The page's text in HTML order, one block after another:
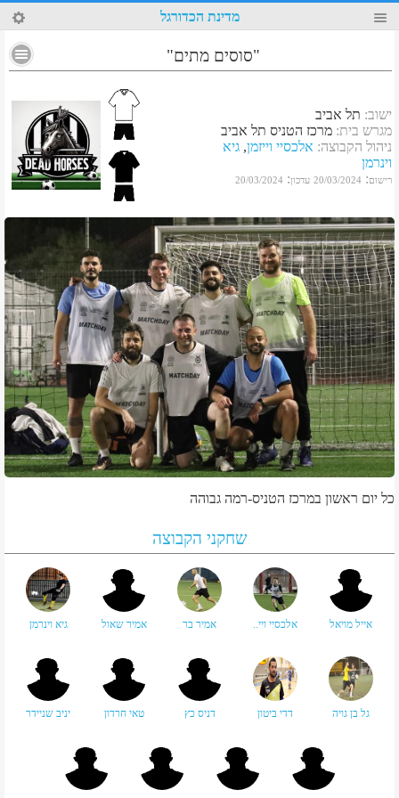
94 מדינת הכדורגל
"סוסים מתים"
ישוב: תל אביב
מגרש בית: מרכז הטניס תל אביב
ניהול הקבוצה: אלכסיי וייזמן, גיא
וינרמן
רישום:
20/03/2024 עדכון:
20/03/2024
כל יום ראשון במרכז הטניס-רמה גבוהה
שחקני הקבוצה
אייל מויאל אלכסיי ויי.. אמיר בר אמיר שאול גיא וינרמן
גל בן גויה דדי ביטון דניס כץ טאי חרדון יניב שניידר